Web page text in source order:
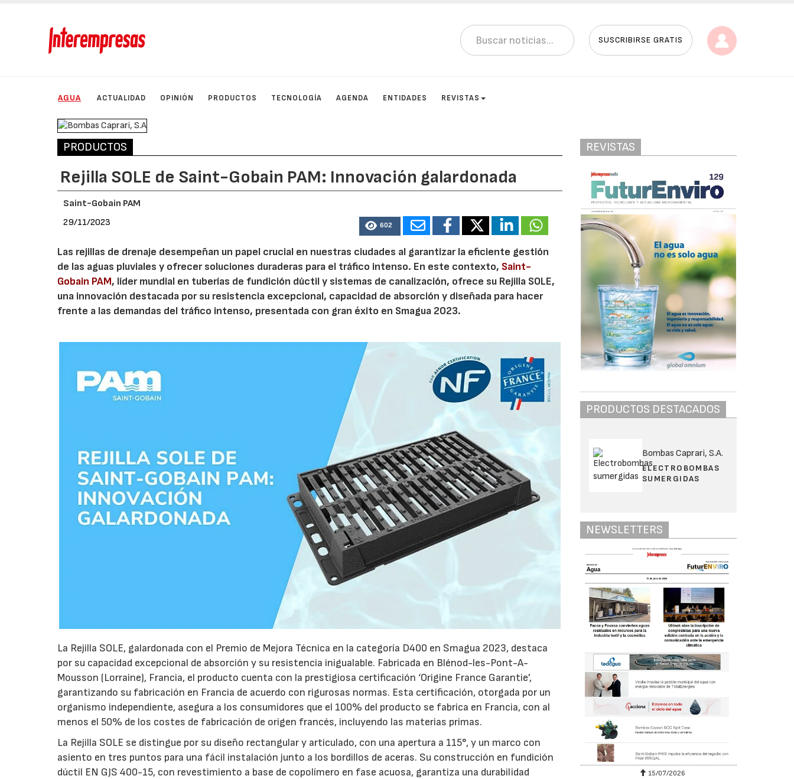
SUSCRIBIRSE GRATIS
AGUA ACTUALIDAD OPINIÓN PRODUCTOS TECNOLOGÍA AGENDA ENTIDADES REVISTAS
PRODUCTOS
Rejilla SOLE de Saint-Gobain PAM: Innovación galardonada
Saint-Gobain PAM
29/11/2023
602
Las rejillas de drenaje desempeñan un papel crucial en nuestras ciudades al garantizar la eficiente gestión
de las aguas pluviales y ofrecer soluciones duraderas para el tráfico intenso. En este contexto, Saint-
Gobain PAM, líder mundial en tuberías de fundición dúctil y sistemas de canalización, ofrece su Rejilla SOLE,
una innovación destacada por su resistencia excepcional, capacidad de absorción y diseñada para hacer
frente a las demandas del tráfico intenso, presentada con gran éxito en Smagua 2023.
La Rejilla SOLE, galardonada con el Premio de Mejora Técnica en la categoría D400 en Smagua 2023, destaca
por su capacidad excepcional de absorción y su resistencia inigualable. Fabricada en Blénod-les-Pont-A-
Mousson (Lorraine), Francia, el producto cuenta con la prestigiosa certificación ‘Origine France Garantie’,
garantizando su fabricación en Francia de acuerdo con rigurosas normas. Esta certificación, otorgada por un
organismo independiente, asegura a los consumidores que el 100% del producto se fabrica en Francia, con al
menos el 50% de los costes de fabricación de origen francés, incluyendo las materias primas.
La Rejilla SOLE se distingue por su diseño rectangular y articulado, con una apertura a 115°, y un marco con
asiento en tres puntos para una fácil instalación junto a los bordillos de aceras. Su construcción en fundición
dúctil EN GJS 400-15, con revestimiento a base de copolímero en fase acuosa, garantiza una durabilidad
REVISTAS
PRODUCTOS DESTACADOS
Bombas Caprari, S.A.
ELECTROBOMBAS
SUMERGIDAS
NEWSLETTERS
15/07/2026 29/07/2026 15/07/2026